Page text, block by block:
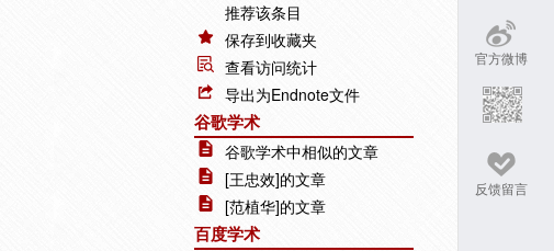
官方微博
反馈留言
推荐该条目
保存到收藏夹
查看访问统计
导出为Endnote文件
谷歌学术
谷歌学术中相似的文章
[王忠效]的文章
[范植华]的文章
百度学术